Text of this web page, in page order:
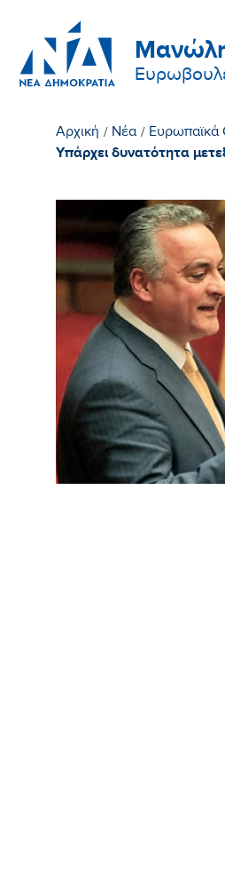
Αρχική / Νέα / Ευρωπαϊκά
Υπάρχει δυνατότητα